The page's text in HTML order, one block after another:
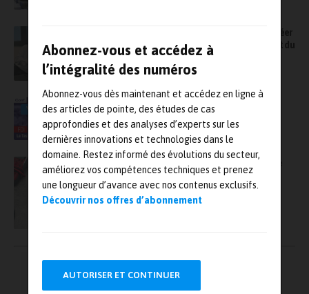
Abonnez-vous et accédez à
l’intégralité des numéros
Abonnez-vous dès maintenant et accédez en ligne à
des articles de pointe, des études de cas
approfondies et des analyses d’experts sur les
dernières innovations et technologies dans le
domaine. Restez informé des évolutions du secteur,
améliorez vos compétences techniques et prenez
une longueur d’avance avec nos contenus exclusifs.
Découvrir nos offres d’abonnement
AUTORISER ET CONTINUER
Spherea fait l’acquisition d’Averna afin de créer
un leader mondial des tests automatiques et du
contrôle qualité
FDI, une Task Force pour digitaliser les
systèmes d’information des entreprises
industrielles
VIDÉO
Avec l’acquisition de PTS Mesures, le groupe
SGF veut renforcer son expertise
Pagination
1 2